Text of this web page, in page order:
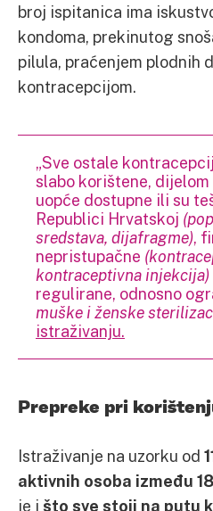
broj ispitanica ima
kondoma, prekinutog
pilula, praćenjem plodnih
kontracepcijom.
„Sve ostale
slabo korištene,
uopće dostupne ili su
Republici Hrvatskoj
sredstava, dijafragme),
nepristupačne
kontraceptivna injekcija)
regulirane, odnosno
muške i ženske
istraživanju.
Prepreke pri
Istraživanje na uzorku od
aktivnih osoba između
je i što sve stoji na putu